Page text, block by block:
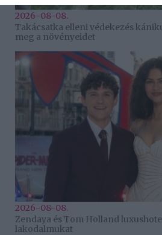
2026-08-08.
Takácsatka elleni védekezés
meg a növényeidet
2026-08-08.
Zendaya és Tom Holland
lakodalmukat